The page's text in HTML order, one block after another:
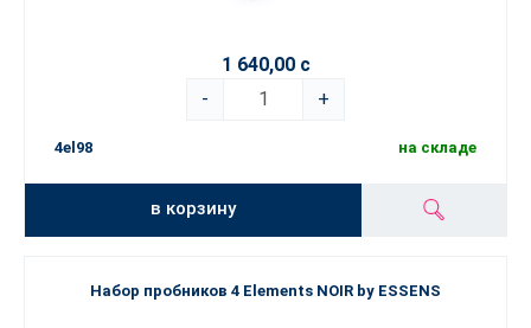
1 640,00 с
-
+
4el98 на складе
в корзину
Набор пробников 4 Elements NOIR by ESSENS